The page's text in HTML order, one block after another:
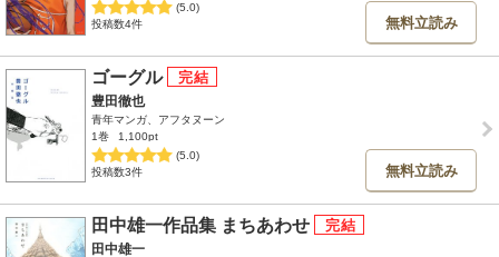
(5.0)
投稿数4件
無料立読み
ゴーグル
豊田徹也
青年マンガ、アフタヌーン
1巻
1,100pt
(5.0)
投稿数3件
無料立読み
田中雄一作品集 まちあわせ
田中雄一